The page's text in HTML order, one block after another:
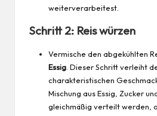
weiterverarbeitest.
Schritt 2: Reis würzen
Vermische den abgekühlten
Essig . Dieser Schritt verleiht
charakteristischen
Mischung aus Essig, Zucker
gleichmäßig verteilt werden,